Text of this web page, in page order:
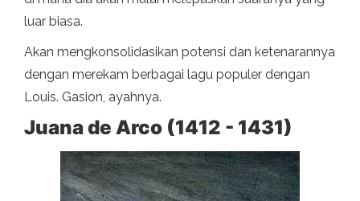
luar biasa.
Akan mengkonsolidasikan potensi dan ketenarannya
dengan merekam berbagai lagu populer dengan
Louis. Gasion, ayahnya.
Juana de Arco (1412 - 1431)